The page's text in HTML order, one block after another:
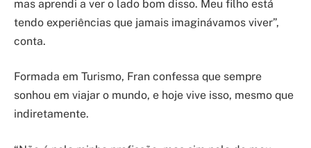
mas aprendi a ver o lado bom disso. Meu filho está
tendo experiências que jamais imaginávamos viver”,
conta.
Formada em Turismo, Fran confessa que sempre
sonhou em viajar o mundo, e hoje vive isso, mesmo que
indiretamente.